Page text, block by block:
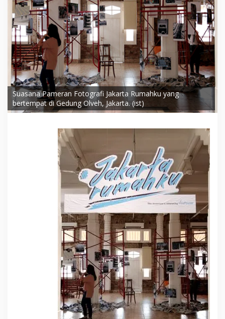
Suasana Pameran Fotografi Jakarta Rumahku yang
bertempat di Gedung Olveh, Jakarta. (ist)